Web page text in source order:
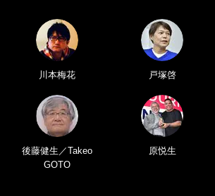
川本梅花 戸塚啓
後藤健生／Takeo
GOTO
原悦生